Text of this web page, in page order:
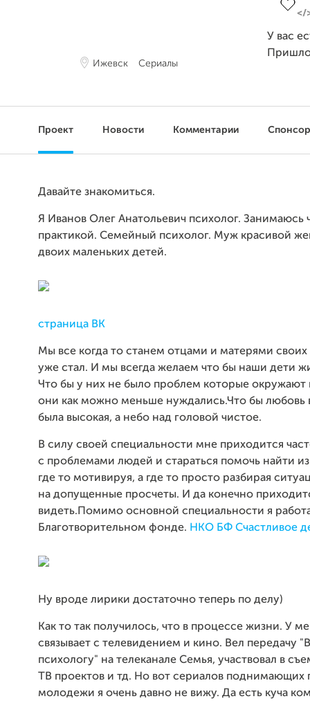
Ижевск Сериалы
У вас
Проект Новости Комментарии
Давайте знакомиться.
Я Иванов Олег Анатольевич психолог. Занимаюсь
практикой. Семейный психолог. Муж красивой
двоих маленьких детей.
страница ВК
Мы все когда то станем отцами и матерями своих
уже стал. И мы всегда желаем что бы наши дети
Что бы у них не было проблем которые окружают
они как можно меньше нуждались.Что бы любовь
была высокая, а небо над головой чистое.
В силу своей специальности мне приходится
с проблемами людей и стараться помочь найти
где то мотивируя, а где то просто разбирая
на допущенные просчеты. И да конечно
видеть.Помимо основной специальности я
Благотворительном фонде. НКО БФ Счастливое
Ну вроде лирики достаточно теперь по делу)
Как то так получилось, что в процессе жизни. У
связывает с телевидением и кино. Вел передачу
психологу" на телеканале Семья, участвовал в
ТВ проектов и тд. Но вот сериалов
молодежи я очень давно не вижу. Да есть куча